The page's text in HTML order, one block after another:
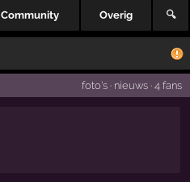
Community Overig 🔍
foto's· nieuws· 4 fans